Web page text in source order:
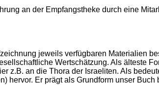
an der Empfangstheke durch eine
jeweils verfügbaren Materialien
Wertschätzung. Als älteste
z.B. an die Thora der Israeliten. Als
hervor. Er prägt als Grundform unser Buch